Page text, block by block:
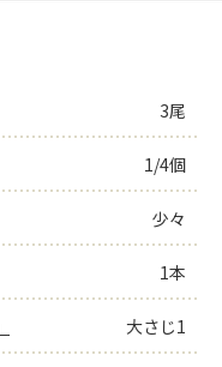
3尾
1/4個
少々
1本
大さじ1